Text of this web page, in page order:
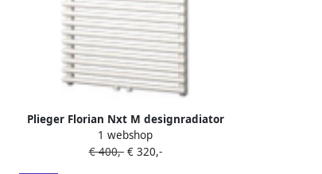
Plieger Florian Nxt M designradiator
enkel horizontaal met
middenaansluiting 722x500mm 391W
1 webshop
€ 400,-€ 320,-